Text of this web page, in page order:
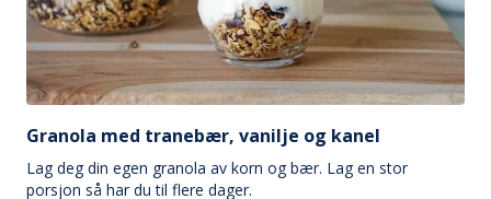
Granola med tranebær, vanilje og kanel
Lag deg din egen granola av korn og bær. Lag en stor
porsjon så har du til flere dager.